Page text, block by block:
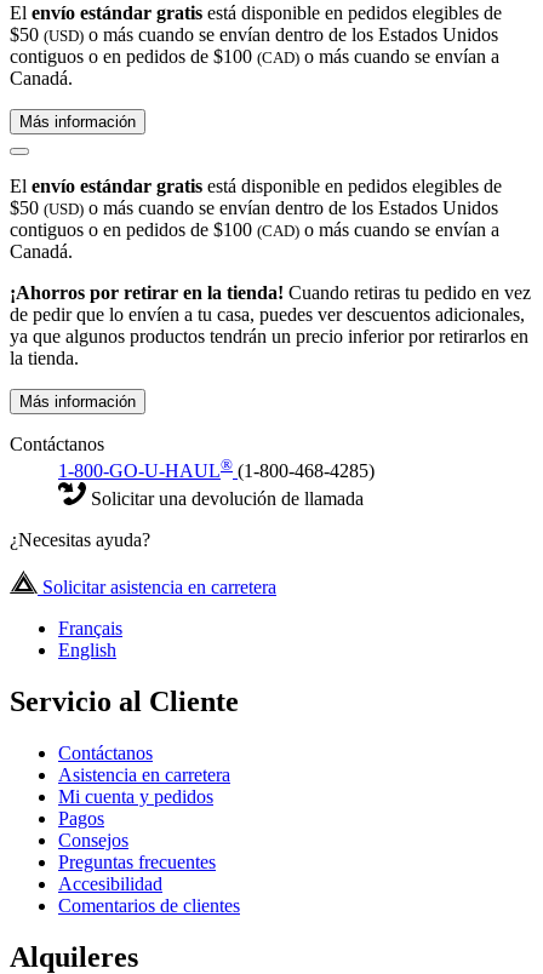
El envío estándar gratis está disponible en pedidos elegibles de
$50 (USD) o más cuando se envían dentro de los Estados Unidos
contiguos o en pedidos de $100 (CAD) o más cuando se envían a
Canadá.
Más información
El envío estándar gratis está disponible en pedidos elegibles de
$50 (USD) o más cuando se envían dentro de los Estados Unidos
contiguos o en pedidos de $100 (CAD) o más cuando se envían a
Canadá.
¡Ahorros por retirar en la tienda! Cuando retiras tu pedido en vez
de pedir que lo envíen a tu casa, puedes ver descuentos adicionales,
ya que algunos productos tendrán un precio inferior por retirarlos en
la tienda.
Más información
Contáctanos
1-800-GO-U-HAUL® (1-800-468-4285)
Solicitar una devolución de llamada
¿Necesitas ayuda?
Solicitar asistencia en carretera
Français
English
Servicio al Cliente
Contáctanos
Asistencia en carretera
Mi cuenta y pedidos
Pagos
Consejos
Preguntas frecuentes
Accesibilidad
Comentarios de clientes
Alquileres